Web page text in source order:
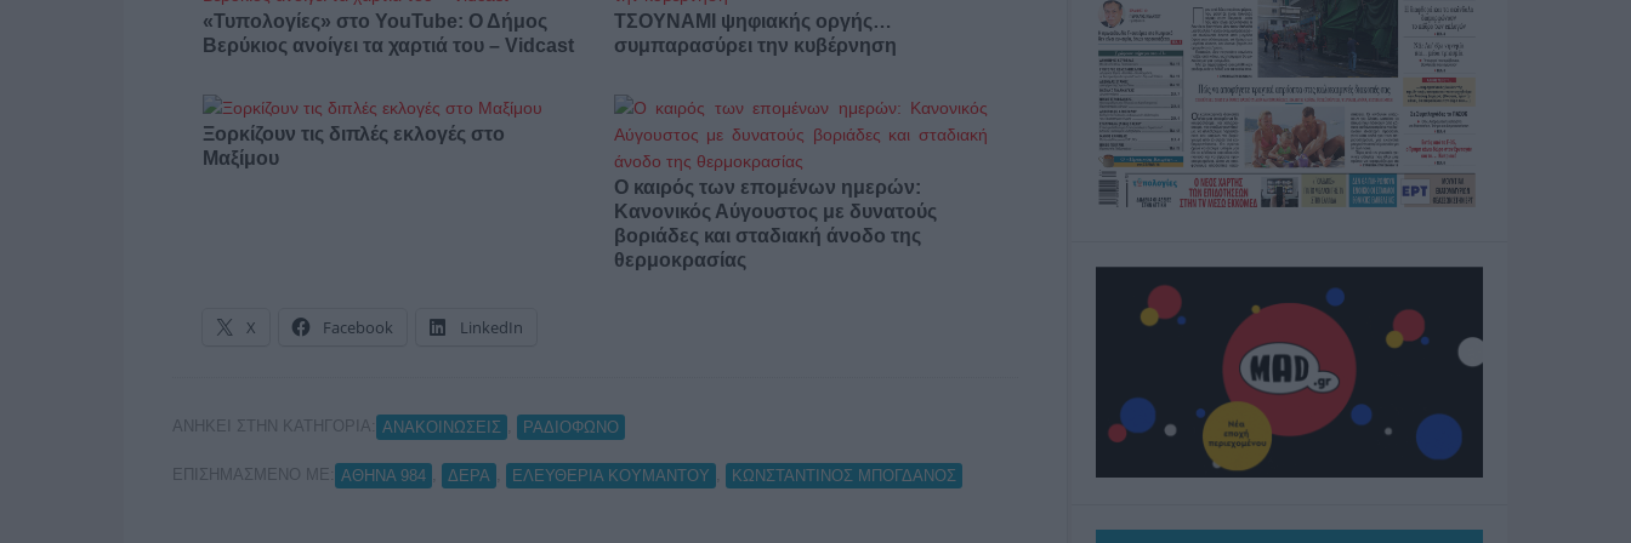
«Τυπολογίες» στο YouTube: Ο Δήμος
Βερύκιος ανοίγει τα χαρτιά του – Vidcast
ΤΣΟΥΝΑΜΙ ψηφιακής οργής…
συμπαρασύρει την κυβέρνηση
Ξορκίζουν τις διπλές εκλογές στο
Μαξίμου
Ο καιρός των επομένων ημερών:
Κανονικός Αύγουστος με δυνατούς
βοριάδες και σταδιακή άνοδο της
θερμοκρασίας
X Facebook LinkedIn
ΑΝΗΚΕΙ ΣΤΗΝ ΚΑΤΗΓΟΡΙΑ: ΑΝΑΚΟΙΝΩΣΕΙΣ ΡΑΔΙΟΦΩΝΟ
ΕΠΙΣΗΜΑΣΜΕΝΟ ΜΕ: ΑΘΗΝΑ 984 ΔΕΡΑ ΕΛΕΥΘΕΡΙΑ ΚΟΥΜΑΝΤΟΥ ΚΩΝΣΤΑΝΤΙΝΟΣ ΜΠΟΓΔΑΝΟΣ